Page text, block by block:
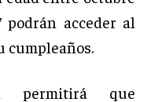
acceder al
cumpleaños.
permitirá que